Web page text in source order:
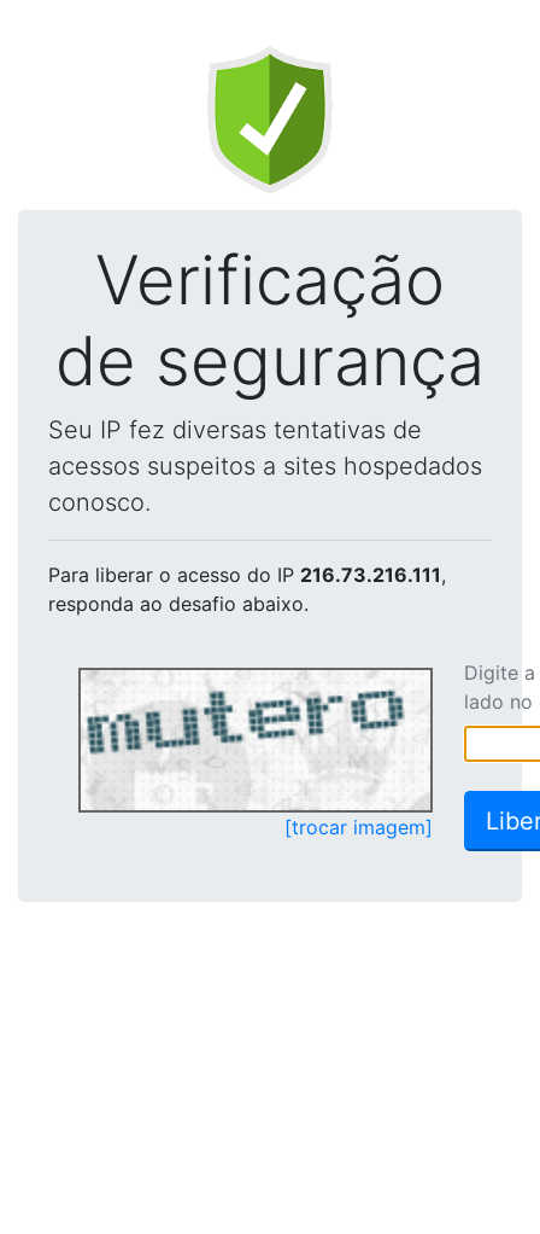
Verificação
de segurança
Seu IP fez diversas tentativas de
acessos suspeitos a sites hospedados
conosco.
Para liberar o acesso do IP 216.73.216.111,
responda ao desafio abaixo.
[trocar imagem]
Digite
lado no